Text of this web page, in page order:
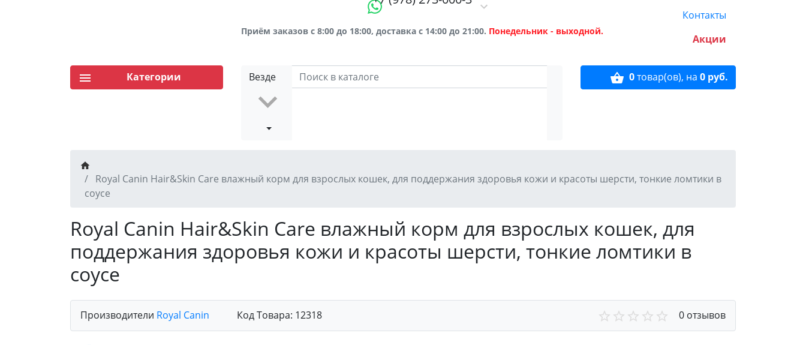
Приём заказов с 8:00 до 18:00, доставка с 14:00 до 21:00. Понедельник - выходной.
Контакты
Акции
Везде 0товар(ов), на 0 руб.
Категории
Royal Canin Hair&Skin Care влажный корм для взрослых кошек, для поддержания здоровья кожи и красоты шерсти, тонкие ломтики в
соусе
Royal Canin Hair&Skin Care влажный корм для взрослых кошек, для
поддержания здоровья кожи и красоты шерсти, тонкие ломтики в
соусе
Производители Royal Canin Код Товара: 12318 0 отзывов